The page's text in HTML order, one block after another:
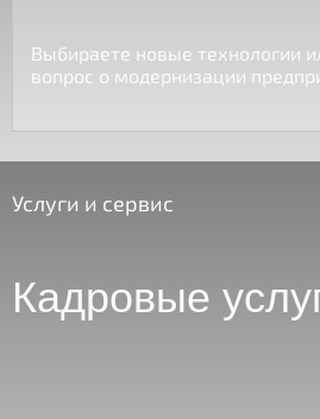
Выбираете новые технологии
вопрос о модернизации
Услуги и сервис
Кадровые